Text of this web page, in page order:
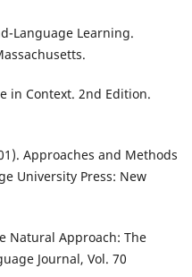
Language Learning.
in Context. 2nd Edition.
Approaches and Methods
University Press: New
Natural Approach: The
Journal, Vol. 70